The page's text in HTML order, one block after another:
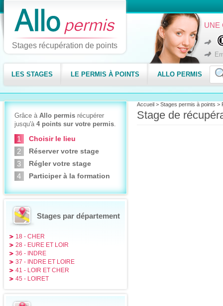
Stages récupération de points
UNE
LES STAGES LE PERMIS À POINTS ALLO PERMIS
Accueil> Stages permis à points >
Stage de
Grâce à Allo permisrécupérer
jusqu'à 4 points sur votre permis.
Choisir le lieu
Réserver votre stage
Régler votre stage
Participer à la formation
Stages par département
18 - CHER
28 - EURE ET LOIR
36 - INDRE
37 - INDRE ET LOIRE
41 - LOIR ET CHER
45 - LOIRET